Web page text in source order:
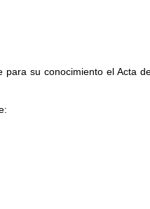
su conocimiento el